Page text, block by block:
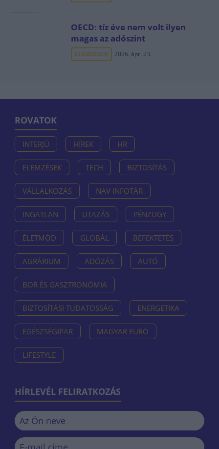
OECD: tíz éve nem volt ilyen
magas az adószint
ELEMZÉSEK 2026. ápr. 23.
ROVATOK
INTERJÚ HÍREK HR
ELEMZÉSEK TECH BIZTOSÍTÁS
VÁLLALKOZÁS NAV INFOTÁR
INGATLAN UTAZÁS PÉNZÜGY
ÉLETMÓD GLOBÁL BEFEKTETÉS
AGRÁRIUM ADÓZÁS AUTÓ
BOR ÉS GASZTRONÓMIA
BIZTOSÍTÁSI TUDATOSSÁG ENERGETIKA
EGÉSZSÉGIPAR MAGYAR EURÓ
LIFESTYLE
HÍRLEVÉL FELIRATKOZÁS